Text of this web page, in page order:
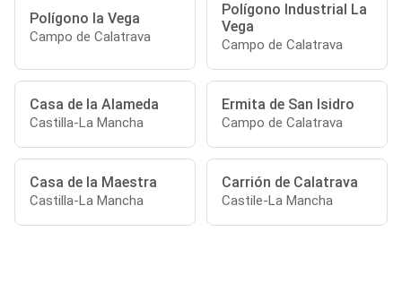
Polígono la Vega
Campo de Calatrava
Polígono Industrial La
Vega
Campo de Calatrava
Casa de la Alameda
Castilla-La Mancha
Ermita de San Isidro
Campo de Calatrava
Casa de la Maestra
Castilla-La Mancha
Carrión de Calatrava
Castile-La Mancha